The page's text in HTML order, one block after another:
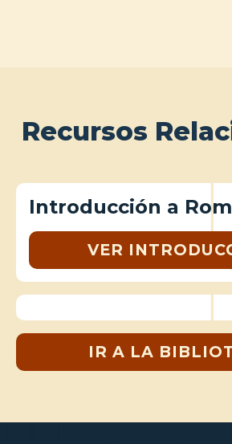
Recursos
Introducción a
VER
IR A LA